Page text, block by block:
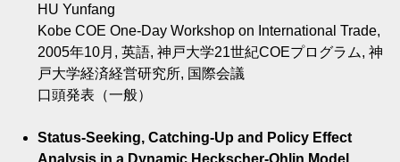
HU Yunfang
Kobe COE One-Day Workshop on International Trade,
2005年10月, 英語, 神戸大学21世紀COEプログラム, 神
戸大学経済経営研究所, 国際会議
口頭発表（一般）
Status-Seeking, Catching-Up and Policy Effect